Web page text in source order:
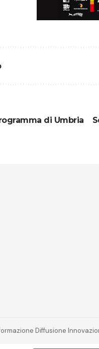
di Umbria
Diffusione